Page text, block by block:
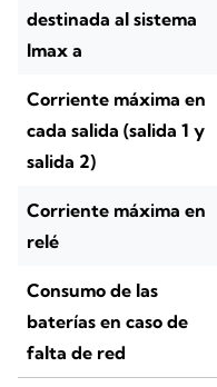
destinada al sistema
Imax a
Corriente máxima en
cada salida (salida 1 y
salida 2)
Corriente máxima en
relé
Consumo de las
baterías en caso de
falta de red